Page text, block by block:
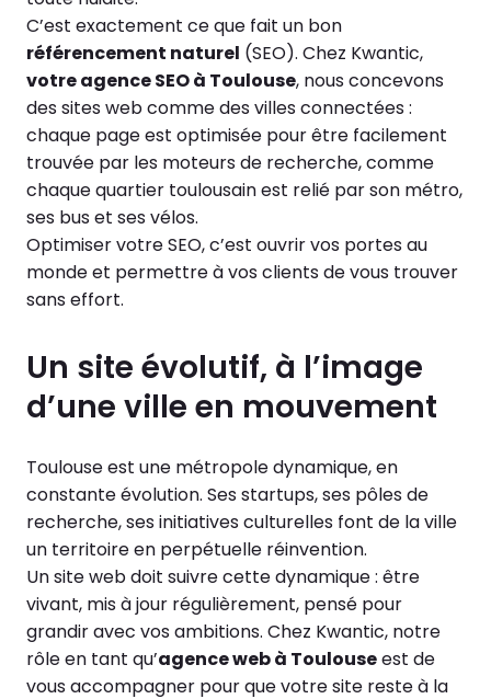
C’est exactement ce que fait un bon
référencement naturel (SEO). Chez Kwantic,
votre agence SEO à Toulouse, nous concevons
des sites web comme des villes connectées :
chaque page est optimisée pour être facilement
trouvée par les moteurs de recherche, comme
chaque quartier toulousain est relié par son métro,
ses bus et ses vélos.
Optimiser votre SEO, c’est ouvrir vos portes au
monde et permettre à vos clients de vous trouver
sans effort.
Un site évolutif, à l’image
d’une ville en mouvement
Toulouse est une métropole dynamique, en
constante évolution. Ses startups, ses pôles de
recherche, ses initiatives culturelles font de la ville
un territoire en perpétuelle réinvention.
Un site web doit suivre cette dynamique : être
vivant, mis à jour régulièrement, pensé pour
grandir avec vos ambitions. Chez Kwantic, notre
rôle en tant qu’agence web à Toulouseest de
vous accompagner pour que votre site reste à la